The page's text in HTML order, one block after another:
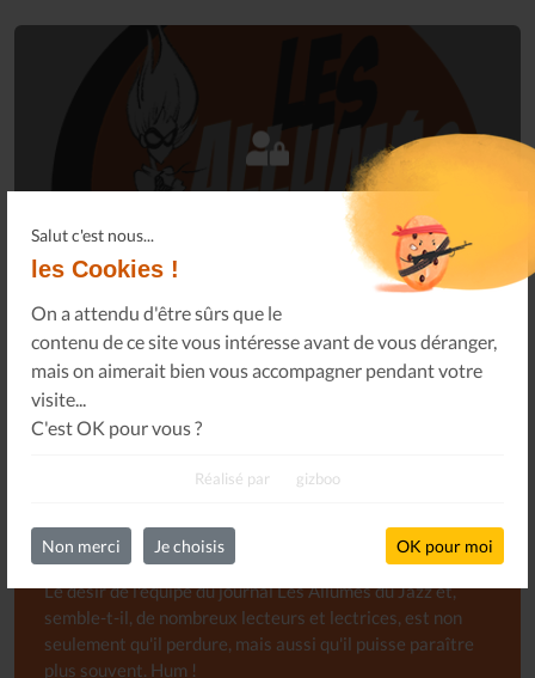
Salut c'est nous...
les Cookies !
On a attendu d'être sûrs que le
contenu de ce site vous intéresse avant de vous déranger,
mais on aimerait bien vous accompagner pendant votre
visite...
C'est OK pour vous ?
Réalisé par gizboo
Non merci Je choisis OK pour moi
Sur votre espace dédié.
Connectez-vous
Abonnement libre au Journal
Le désir de l'équipe du journal Les Allumés du Jazz et,
semble-t-il, de nombreux lecteurs et lectrices, est non
seulement qu'il perdure, mais aussi qu'il puisse paraître
plus souvent. Hum !